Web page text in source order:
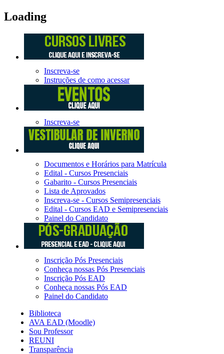
Loading
Inscreva-se
Instruções de como acessar
Inscreva-se
Documentos e Horários para Matrícula
Edital - Cursos Presenciais
Gabarito - Cursos Presenciais
Lista de Aprovados
Inscreva-se - Cursos Semipresenciais
Edital - Cursos EAD e Semipresenciais
Painel do Candidato
Inscrição Pós Presenciais
Conheça nossas Pós Presenciais
Inscrição Pós EAD
Conheça nossas Pós EAD
Painel do Candidato
Biblioteca
AVA EAD (Moodle)
Sou Professor
REUNI
Transparência